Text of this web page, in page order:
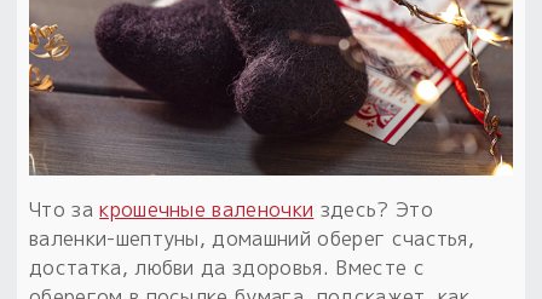
Что закрошечные валеночки здесь? Это
валенки-шептуны, домашний оберег счастья,
достатка, любви да здоровья. Вместе с